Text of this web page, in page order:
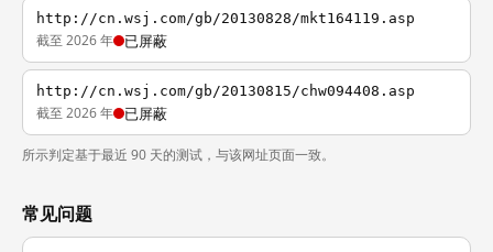
http://cn.wsj.com/gb/20130828/mkt164119.asp
截至 2026 年 已屏蔽
http://cn.wsj.com/gb/20130815/chw094408.asp
截至 2026 年 已屏蔽
所示判定基于最近 90 天的测试，与该网址页面一致。
常见问题